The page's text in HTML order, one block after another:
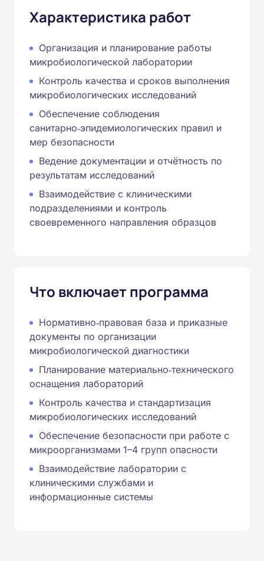
Характеристика работ
Организация и планирование работы
микробиологической лаборатории
Контроль качества и сроков выполнения
микробиологических исследований
Обеспечение соблюдения
санитарно‑эпидемиологических правил и
мер безопасности
Ведение документации и отчётность по
результатам исследований
Взаимодействие с клиническими
подразделениями и контроль
своевременного направления образцов
Что включает программа
Нормативно‑правовая база и приказные
документы по организации
микробиологической диагностики
Планирование материально‑технического
оснащения лабораторий
Контроль качества и стандартизация
микробиологических исследований
Обеспечение безопасности при работе с
микроорганизмами 1–4 групп опасности
Взаимодействие лаборатории с
клиническими службами и
информационные системы